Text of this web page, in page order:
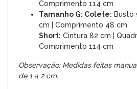
Comprimento 114 cm
Tamanho G: Colete: Busto
cm | Comprimento 48 cm
Short: Cintura 82 cm |
Comprimento 114 cm
Observação: Medidas feitas
de 1 a 2 cm.